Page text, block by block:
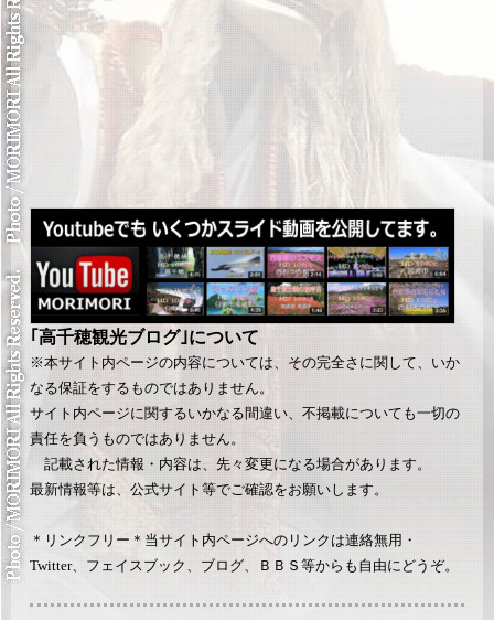
｢高千穂観光ブログ｣について
※本サイト内ページの内容については、その完全さに関して、いか
なる保証をするものではありません。
サイト内ページに関するいかなる間違い、不掲載についても一切の
責任を負うものではありません。
記載された情報・内容は、先々変更になる場合があります。
最新情報等は、公式サイト等でご確認をお願いします。
＊リンクフリー＊当サイト内ページへのリンクは連絡無用・
Twitter、フェイスブック、ブログ、ＢＢＳ等からも自由にどうぞ。